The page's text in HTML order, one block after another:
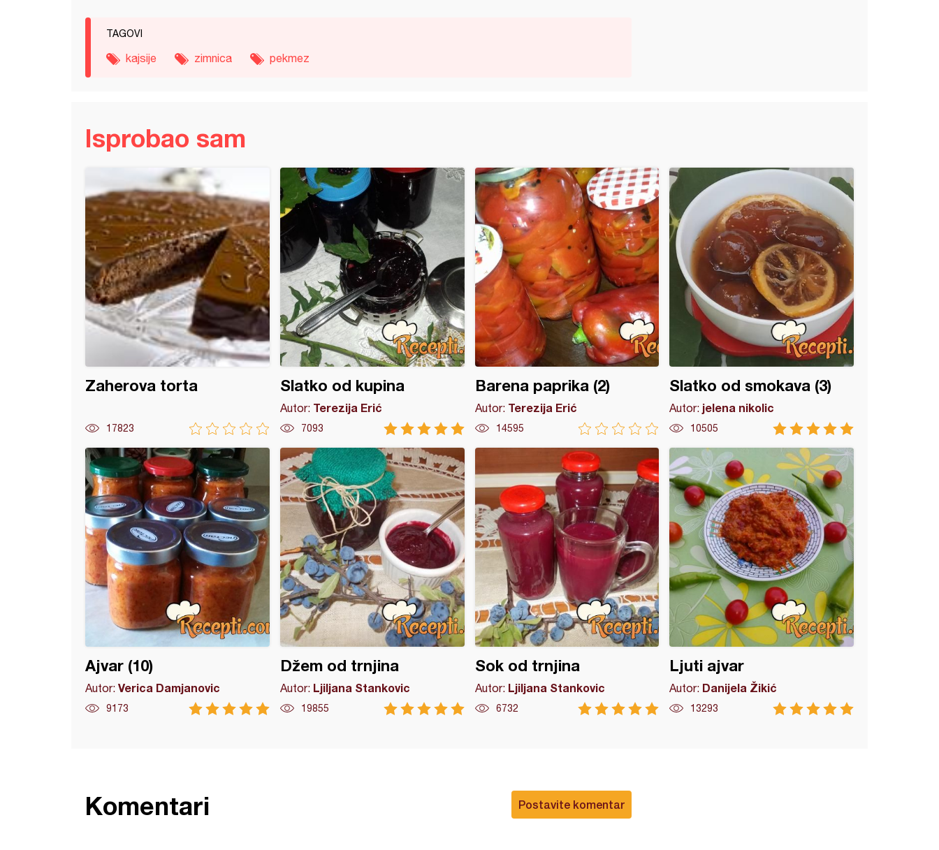
TAGOVI
kajsije zimnica pekmez
Isprobao sam
Zaherova torta
17823
Slatko od kupina
Autor: Terezija Erić
7093
Barena paprika (2)
Autor: Terezija Erić
14595
Slatko od smokava (3)
Autor: jelena nikolic
10505
Ajvar (10)
Autor: Verica Damjanovic
9173
Džem od trnjina
Autor: Ljiljana Stankovic
19855
Sok od trnjina
Autor: Ljiljana Stankovic
6732
Ljuti ajvar
Autor: Danijela Žikić
13293
Postavite komentar
Komentari